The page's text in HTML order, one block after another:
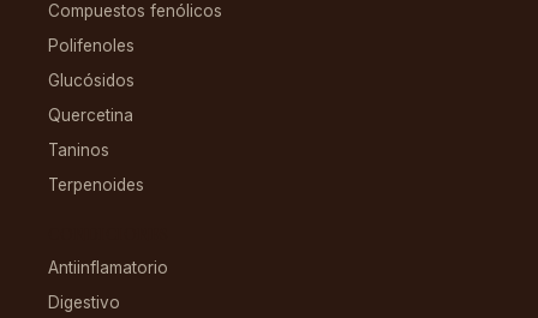
Compuestos fenólicos
Polifenoles
Glucósidos
Quercetina
Taninos
Terpenoides
Antiinflamatorio
Digestivo